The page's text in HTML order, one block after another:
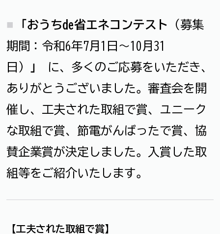
「おうちde省エネコンテスト
（募集
期間：令和6年7月1日～10月31
日）
」
に、多くのご応募をいただき、
ありがとうございました。審査会を開
催し、工夫された取組で賞、ユニーク
な取組で賞、節電がんばったで賞、協
賛企業賞が決定しました。入賞した取
組等をご紹介いたします。
【工夫された取組で賞】